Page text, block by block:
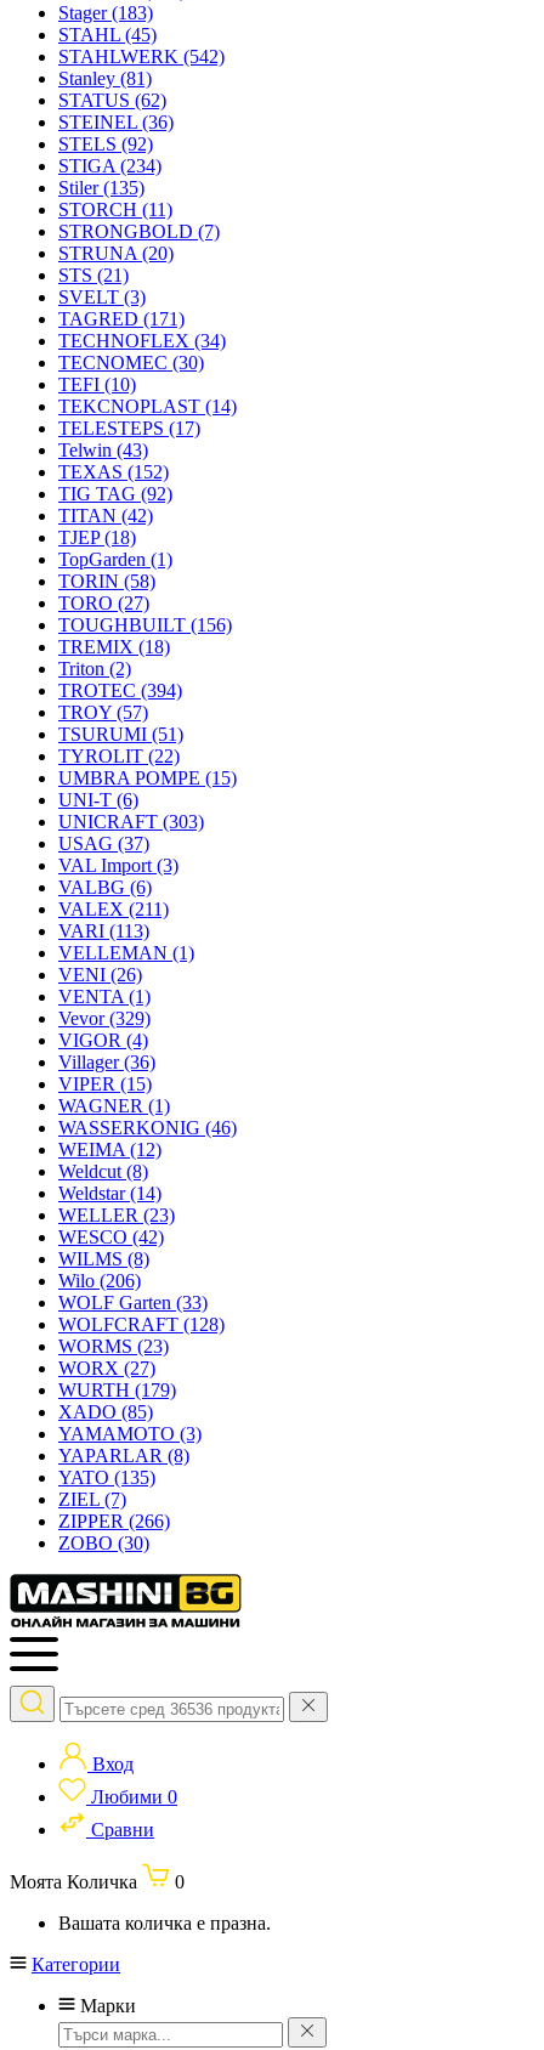
Stager(183)
STAHL (45)
STAHLWERK (542)
Stanley (81)
STATUS (62)
STEINEL (36)
STELS (92)
STIGA (234)
Stiler(135)
STORCH (11)
STRONGBOLD (7)
STRUNA (20)
STS (21)
SVELT (3)
TAGRED (171)
TECHNOFLEX (34)
TECNOMEC (30)
TEFI (10)
TEKCNOPLAST (14)
TELESTEPS (17)
Telwin (43)
TEXAS (152)
TIG TAG (92)
TITAN (42)
TJEP(18)
TopGarden (1)
TORIN (58)
TORO (27)
TOUGHBUILT (156)
TREMIX (18)
Triton (2)
TROTEC (394)
TROY (57)
TSURUMI (51)
TYROLIT (22)
UMBRA POMPE (15)
UNI-T (6)
UNICRAFT (303)
USAG (37)
VAL Import (3)
VALBG (6)
VALEX (211)
VARI (113)
VELLEMAN (1)
VENI (26)
VENTA (1)
Vevor(329)
VIGOR (4)
Villager(36)
VIPER (15)
WAGNER (1)
WASSERKONIG (46)
WEIMA (12)
Weldcut (8)
Weldstar(14)
WELLER (23)
WESCO (42)
WILMS (8)
Wilo (206)
WOLF Garten (33)
WOLFCRAFT (128)
WORMS (23)
WORX (27)
WURTH (179)
XADO (85)
YAMAMOTO (3)
YAPARLAR (8)
YATO (135)
ZIEL (7)
ZIPPER (266)
ZOBO (30)
Вход
Любими 0
Сравни
Моята Количка
0
Вашата количка е празна.
Категории
Марки